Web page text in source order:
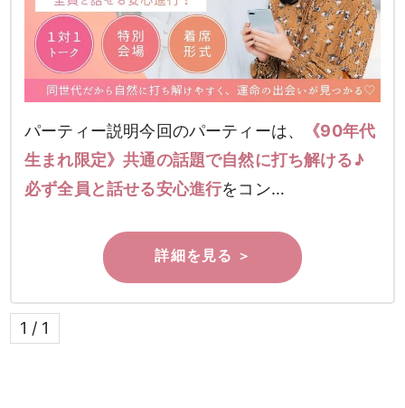
パーティー説明今回のパーティーは、
《90年代
生まれ限定》共通の話題で自然に打ち解ける♪
必ず全員と話せる安心進行をコン…
1 / 1